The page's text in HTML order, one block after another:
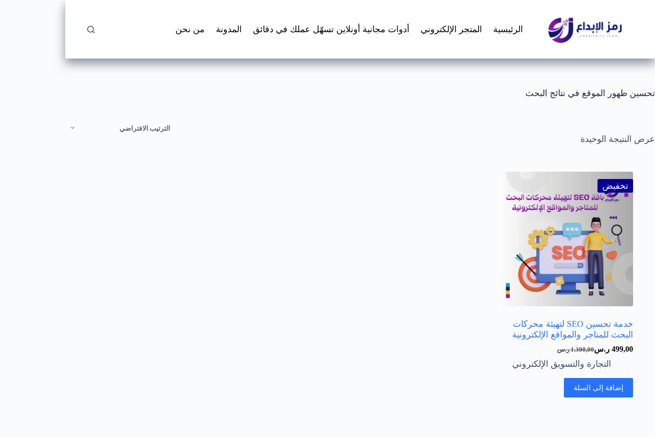
الرئيسية المتجر الإلكتروني أدوات مجانية أونلاين تسهّل عملك في دقائق المدونة من نحن
تحسين ظهور الموقع في نتائج البحث
عرض النتيجة الوحيدة
تخفيض
خدمة تحسين SEO لتهيئة محركات
البحث للمتاجر والمواقع الإلكترونية
1.300,00 ر.س
السعر
الأصلي
1.300,00 ر.س.
499,00 ر.سالسعر
الحالي
499,00 ر.س.
التجارة والتسويق الإلكتروني
إضافة إلى السلة